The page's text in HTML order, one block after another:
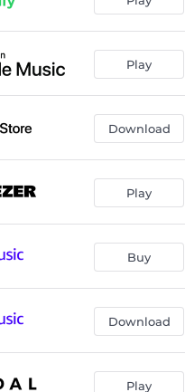
Play
Download
Play
Buy
Download
Play